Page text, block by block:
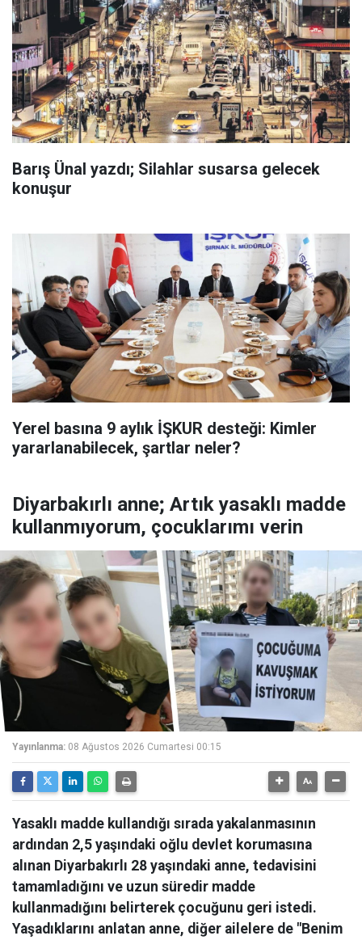
Barış Ünal yazdı; Silahlar susarsa gelecek
konuşur
Yerel basına 9 aylık İŞKUR desteği: Kimler
yararlanabilecek, şartlar neler?
Diyarbakırlı anne; Artık yasaklı madde
kullanmıyorum, çocuklarımı verin
Yayınlanma: 08 Ağustos 2026 Cumartesi 00:15
Yasaklı madde kullandığı sırada yakalanmasının
ardından 2,5 yaşındaki oğlu devlet korumasına
alınan Diyarbakırlı 28 yaşındaki anne, tedavisini
tamamladığını ve uzun süredir madde
kullanmadığını belirterek çocuğunu geri istedi.
Yaşadıklarını anlatan anne, diğer ailelere de "Benim